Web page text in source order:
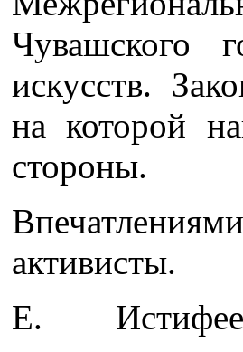
Чувашского
искусств.
на которой
стороны.
активисты.
Е.